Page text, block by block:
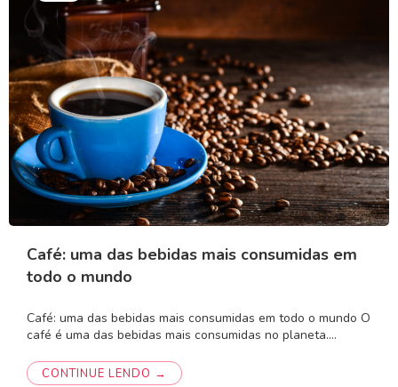
Café: uma das bebidas mais consumidas em
todo o mundo
Café: uma das bebidas mais consumidas em todo o mundo O
café é uma das bebidas mais consumidas no planeta.…
CONTINUE LENDO →